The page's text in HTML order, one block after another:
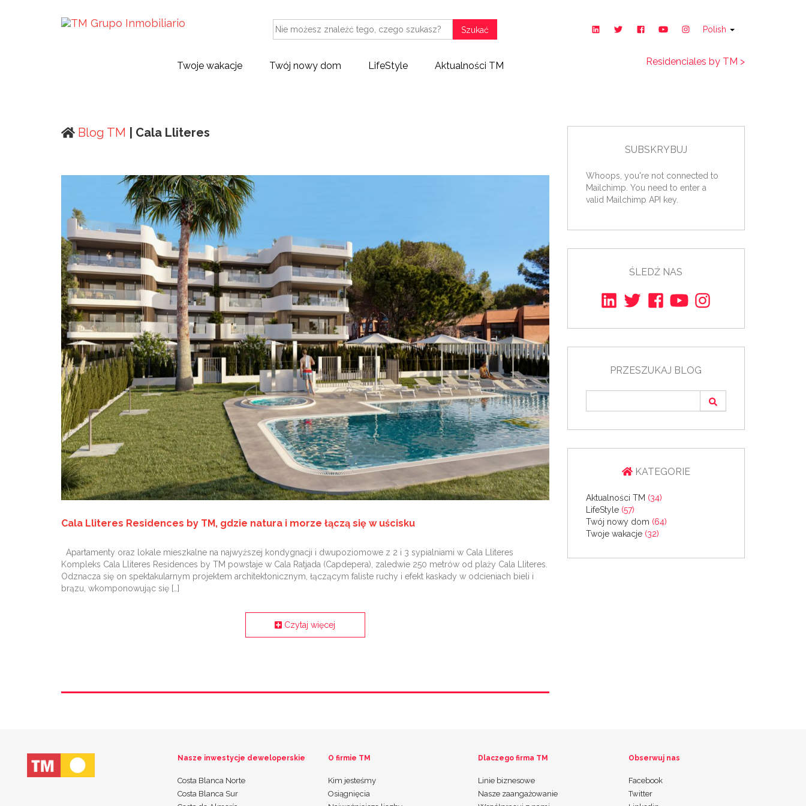
Szukać Polish
Twoje wakacje Twój nowy dom LifeStyle Aktualności TM Residenciales by TM >
Blog TM | Cala Lliteres
Cala Lliteres Residences by TM, gdzie natura i morze łączą się w uścisku
Apartamenty oraz lokale mieszkalne na najwyższej kondygnacji i dwupoziomowe z 2 i 3 sypialniami w Cala Lliteres
Kompleks Cala Lliteres Residences by TM powstaje w Cala Ratjada (Capdepera), zaledwie 250 metrów od plaży Cala Lliteres.
Odznacza się on spektakularnym projektem architektonicznym, łączącym faliste ruchy i efekt kaskady w odcieniach bieli i
brązu, wkomponowując się […]
Czytaj więcej
SUBSKRYBUJ
Whoops, you're not connected to
Mailchimp. You need to enter a
valid Mailchimp API key.
ŚLEDŹ NAS
PRZESZUKAJ BLOG
KATEGORIE
Aktualności TM (34)
LifeStyle (57)
Twój nowy dom (64)
Twoje wakacje (32)
Nasze inwestycje deweloperskie
Costa Blanca Norte
Costa Blanca Sur
O firmie TM
Kim jesteśmy
Osiągnięcia
Dlaczego firma TM
Linie biznesowe
Nasze zaangażowanie
Obserwuj nas
Facebook
Twitter